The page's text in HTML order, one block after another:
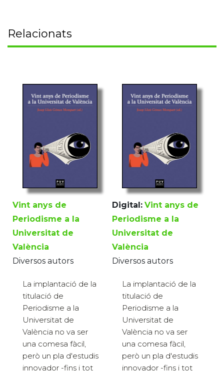
Relacionats
Vint anys de
Periodisme a la
Universitat de
València
Diversos autors
La implantació de la
titulació de
Periodisme a la
Universitat de
València no va ser
una comesa fàcil,
però un pla d'estudis
innovador -fins i tot
Digital: Vint anys de
Periodisme a la
Universitat de
València
Diversos autors
La implantació de la
titulació de
Periodisme a la
Universitat de
València no va ser
una comesa fàcil,
però un pla d'estudis
innovador -fins i tot